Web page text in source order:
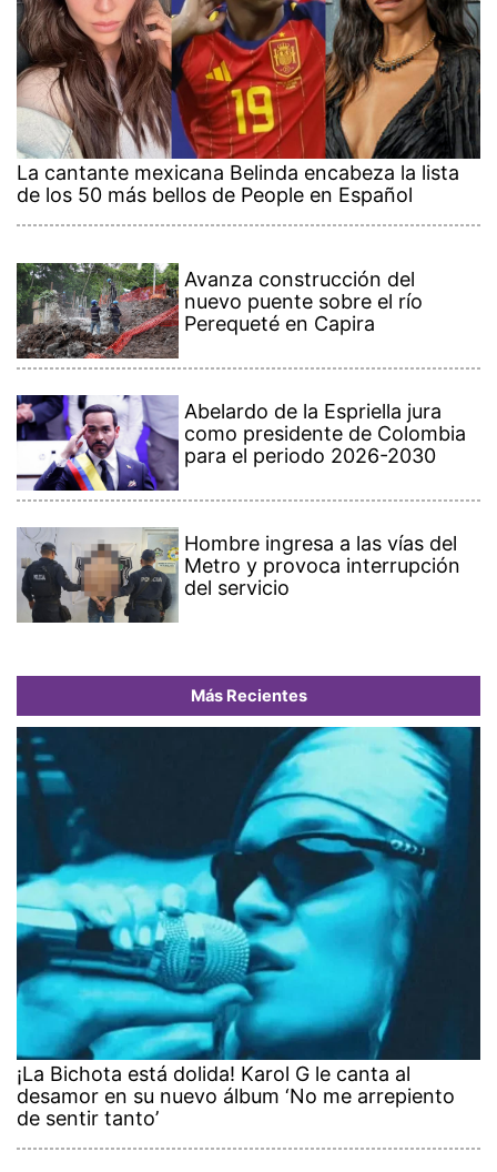
La cantante mexicana Belinda encabeza la lista
de los 50 más bellos de People en Español
Avanza construcción del
nuevo puente sobre el río
Perequeté en Capira
Abelardo de la Espriella jura
como presidente de Colombia
para el periodo 2026-2030
Hombre ingresa a las vías del
Metro y provoca interrupción
del servicio
Más Recientes
¡La Bichota está dolida! Karol G le canta al
desamor en su nuevo álbum ‘No me arrepiento
de sentir tanto’